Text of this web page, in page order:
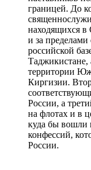
границей. До
находящихся в
и за
российской
Таджикистане,
территории
Киргизии.
России, а
на флотах и в
куда бы вошли
конфессий,
России.